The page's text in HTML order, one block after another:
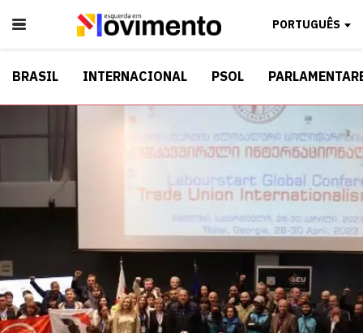
PORTUGUÊS
BRASIL INTERNACIONAL PSOL